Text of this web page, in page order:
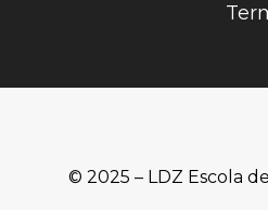
© 2025 – LDZ Escola